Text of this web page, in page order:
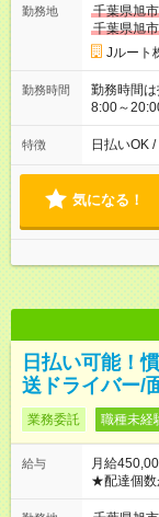
万円／週6日稼働 ・地方郊外エリア 月収
収40万円~50万円／週
円 (27歳男
(日休み) ■月収80万円(43歳男性/墨田区在住)※元営業 1日200個
勤務地
千葉県旭市
千葉県旭市
Jルート
勤務時間
勤務時間は
8:00～
は週4も有
案件によ
特徴 日払いOK
気になる！
日払い可能！
送ドライバー/
業務委託 職種未経
給与
月給
★配達個数
ど！ ・主要都市エリア 月収55万円／週5日稼働 月収65万~112